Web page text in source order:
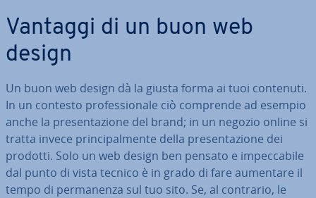
Vantaggi di un buon web
design
Un buon web design dà la giusta forma ai tuoi contenuti.
In un contesto pro­fes­sio­na­le ciò comprende ad esempio
anche la pre­sen­ta­zio­ne del brand; in un negozio online si
tratta invece prin­ci­pal­men­te della pre­sen­ta­zio­ne dei
prodotti. Solo un web design ben pensato e im­pec­ca­bi­le
dal punto di vista tecnico è in grado di fare aumentare il
tempo di per­ma­nen­za sul tuo sito. Se, al contrario, le